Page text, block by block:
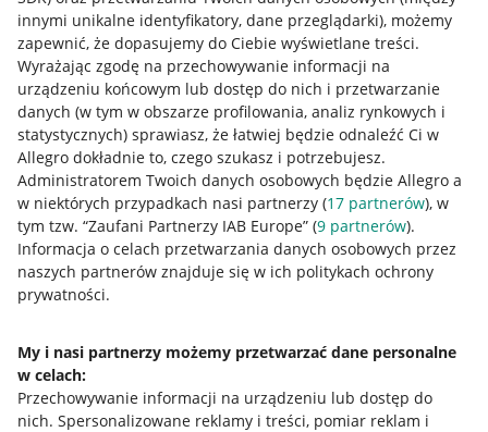
innymi unikalne identyfikatory, dane przeglądarki), możemy
zapewnić, że dopasujemy do Ciebie wyświetlane treści.
Wyrażając zgodę na przechowywanie informacji na
urządzeniu końcowym lub dostęp do nich i przetwarzanie
danych (w tym w obszarze profilowania, analiz rynkowych i
statystycznych) sprawiasz, że łatwiej będzie odnaleźć Ci w
Allegro dokładnie to, czego szukasz i potrzebujesz.
Administratorem Twoich danych osobowych będzie Allegro a
w niektórych przypadkach nasi partnerzy (17 partnerów), w
tym tzw. “Zaufani Partnerzy IAB Europe” (9 partnerów).
Informacja o celach przetwarzania danych osobowych przez
naszych partnerów znajduje się w ich politykach ochrony
prywatności.
My i nasi partnerzy możemy przetwarzać dane personalne
w celach:
Przechowywanie informacji na urządzeniu lub dostęp do
nich. Spersonalizowane reklamy i treści, pomiar reklam i
Przydatne informacje
Jak to działa
Allegro Gadane dla sprzedających
Allegro Gadane dla kupujących